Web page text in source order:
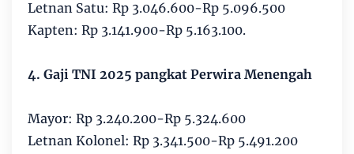
Letnan Satu: Rp 3.046.600-Rp 5.096.500
Kapten: Rp 3.141.900-Rp 5.163.100.
4. Gaji TNI 2025 pangkat Perwira Menengah
Mayor: Rp 3.240.200-Rp 5.324.600
Letnan Kolonel: Rp 3.341.500-Rp 5.491.200